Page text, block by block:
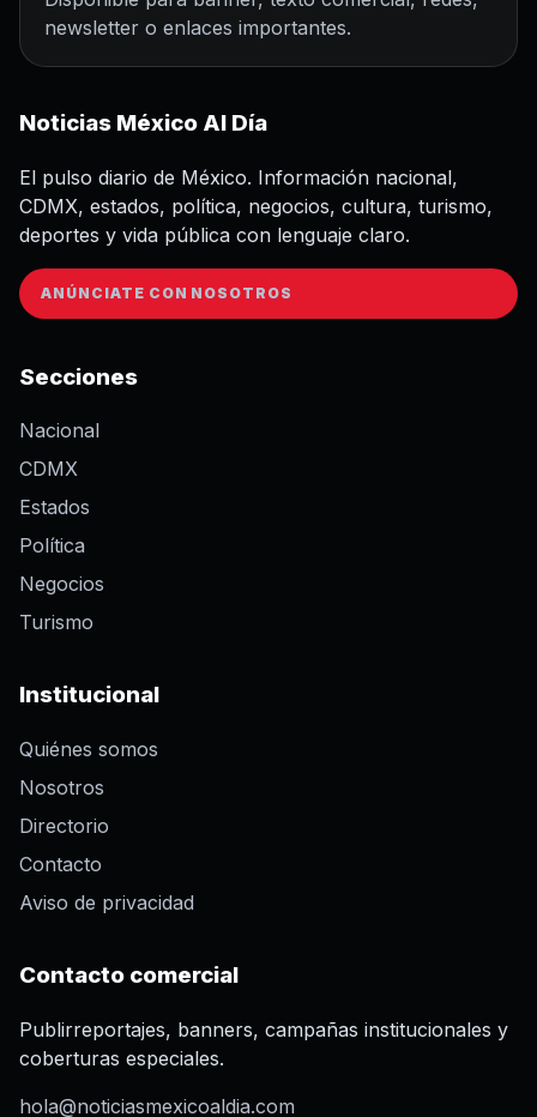
newsletter o enlaces importantes.
Noticias México Al Día
El pulso diario de México. Información nacional,
CDMX, estados, política, negocios, cultura, turismo,
deportes y vida pública con lenguaje claro.
ANÚNCIATE CON NOSOTROS
Secciones
Nacional
CDMX
Estados
Política
Negocios
Turismo
Institucional
Quiénes somos
Nosotros
Directorio
Contacto
Aviso de privacidad
Contacto comercial
Publirreportajes, banners, campañas institucionales y
coberturas especiales.
hola@noticiasmexicoaldia.com